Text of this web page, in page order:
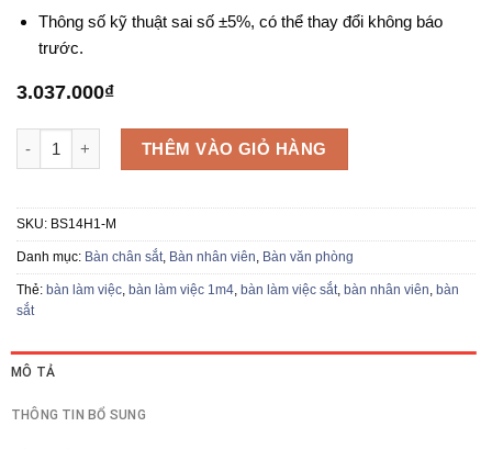
Thông số kỹ thuật sai số ±5%, có thể thay đổi không báo
trước.
3.037.000₫
Bàn làm việc sắt BS14H1-M số lượng
THÊM VÀO GIỎ HÀNG
SKU: BS14H1-M
Danh mục: Bàn chân sắt, Bàn nhân viên, Bàn văn phòng
Thẻ: bàn làm việc, bàn làm việc 1m4, bàn làm việc sắt, bàn nhân viên, bàn
sắt
MÔ TẢ
THÔNG TIN BỔ SUNG